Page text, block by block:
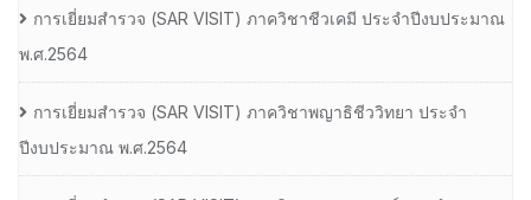
การเยี่ยมสํารวจ (SAR VISIT) ภาควิชาชีวเคมี ประจําปีงบประมาณ
พ.ศ.2564
การเยี่ยมสํารวจ (SAR VISIT) ภาควิชาพญาธิชีววิทยา ประจํา
ปีงบประมาณ พ.ศ.2564